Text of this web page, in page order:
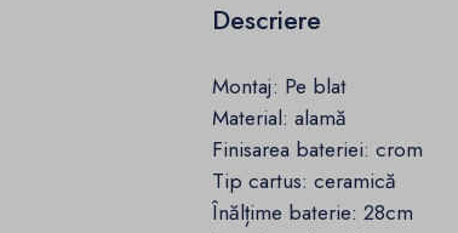
Descriere
Montaj: Pe blat
Material: alamă
Finisarea bateriei: crom
Tip cartus:ceramică
Înălțime baterie:28cm